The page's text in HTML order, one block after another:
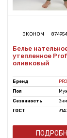
ЭКОНОМ
Белье
утепленное
оливковый
Бренд
Пол
Сезонность
ГОСТ